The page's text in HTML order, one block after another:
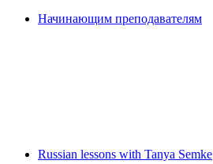
Начинающим преподавателям
Russian lessons with Tanya Semke